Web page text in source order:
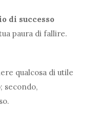
di successo
paura di fallire.
qualcosa di utile
secondo,